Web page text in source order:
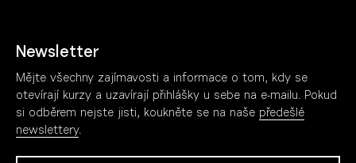
Newsletter
Mějte všechny zajímavosti a informace o tom, kdy se
otevírají kurzy a uzavírají přihlášky u sebe na e-mailu. Pokud
si odběrem nejste jisti, koukněte se na naše předešlé
newslettery.